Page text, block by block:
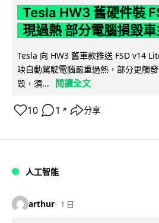
Tesla HW3 舊硬件裝
現過熱 部分電腦損毀
Tesla 向 HW3 舊車款推送 FSD v14
映自動駕駛電腦嚴重過熱，部分更觸
毀，須...
閱讀全文
10 1 ↗ 分享
人工智能
arthur 1 日